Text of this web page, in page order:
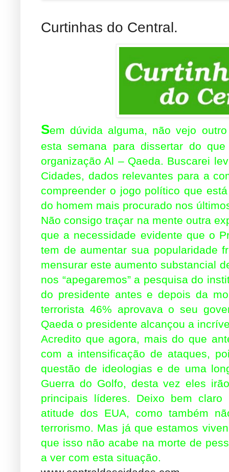
Curtinhas do Central.
Sem dúvida alguma, não vejo
esta semana para dissertar do
organização Al – Qaeda. Buscarei
Cidades, dados relevantes para a
compreender o jogo político que
do homem mais procurado nos
Não consigo traçar na mente outra
que a necessidade evidente que o
tem de aumentar sua popularidade
mensurar este aumento substancial
nos “apegaremos” a pesquisa do
do presidente antes e depois da
terrorista 46% aprovava o seu
Qaeda o presidente alcançou a
Acredito que agora, mais do que
com a intensificação de ataques,
questão de ideologias e de uma
Guerra do Golfo, desta vez eles
principais líderes. Deixo bem
atitude dos EUA, como também
terrorismo. Mas já que estamos
que isso não acabe na morte de
a ver com esta situação.